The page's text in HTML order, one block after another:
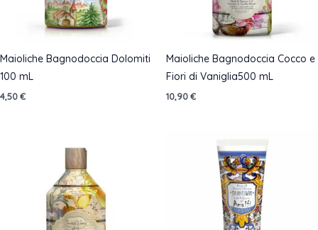
Maioliche Bagnodoccia Dolomiti
100 mL
4,50€
Maioliche Bagnodoccia Cocco e
Fiori di Vaniglia500 mL
10,90€